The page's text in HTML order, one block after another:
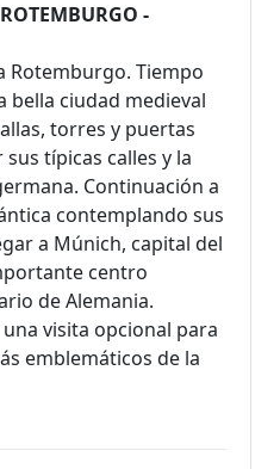
-
Rotemburgo. Tiempo
bella ciudad medieval
torres y puertas
típicas calles y la
Continuación a
contemplando sus
a Múnich, capital del
centro
de Alemania.
visita opcional para
emblemáticos de la